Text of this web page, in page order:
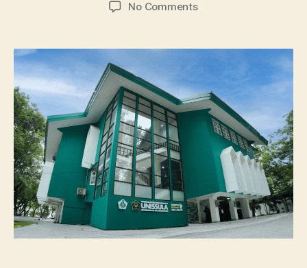
No Commentson
Terpilih
Rumah
KPDI
XIX
Tahun
2028